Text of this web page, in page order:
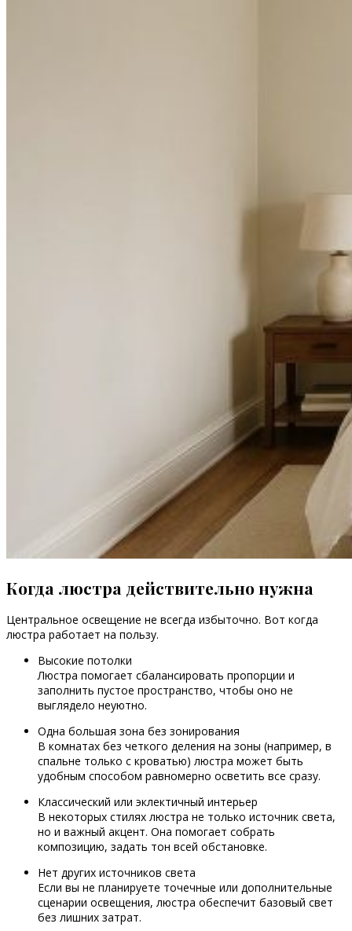
Когда люстра действительно нужна
Центральное освещение не всегда избыточно. Вот когда
люстра работает на пользу.
Высокие потолки
Люстра помогает сбалансировать пропорции и
заполнить пустое пространство, чтобы оно не
выглядело неуютно.
Одна большая зона без зонирования
В комнатах без четкого деления на зоны (например, в
спальне только с кроватью) люстра может быть
удобным способом равномерно осветить все сразу.
Классический или эклектичный интерьер
В некоторых стилях люстра не только источник света,
но и важный акцент. Она помогает собрать
композицию, задать тон всей обстановке.
Нет других источников света
Если вы не планируете точечные или дополнительные
сценарии освещения, люстра обеспечит базовый свет
без лишних затрат.